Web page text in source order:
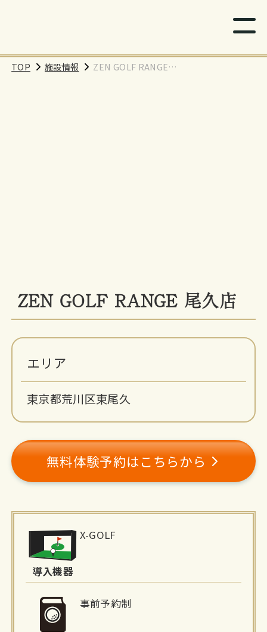
TOP 施設情報
ZEN GOLF RANGE
ZEN GOLF RANGE 尾久店
エリア
東京都荒川区東尾久
無料体験予約はこちらから
導入機器
X-GOLF
事前予約制